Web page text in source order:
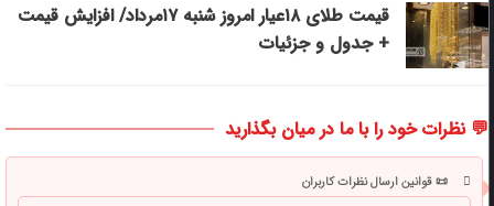
قیمت طلای ۱۸عیار امروز شنبه ۱۷مرداد/ افزایش قیمت
+ جدول و جزئیات
💬 نظرات خود را با ما در میان بگذارید
📜 قوانین ارسال نظرات کاربران